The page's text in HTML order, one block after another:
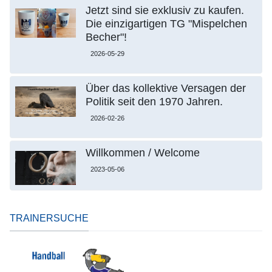
Jetzt sind sie exklusiv zu kaufen.
Die einzigartigen TG "Mispelchen
Becher"!
2026-05-29
Über das kollektive Versagen der
Politik seit den 1970 Jahren.
2026-02-26
Willkommen / Welcome
2023-05-06
TRAINERSUCHE